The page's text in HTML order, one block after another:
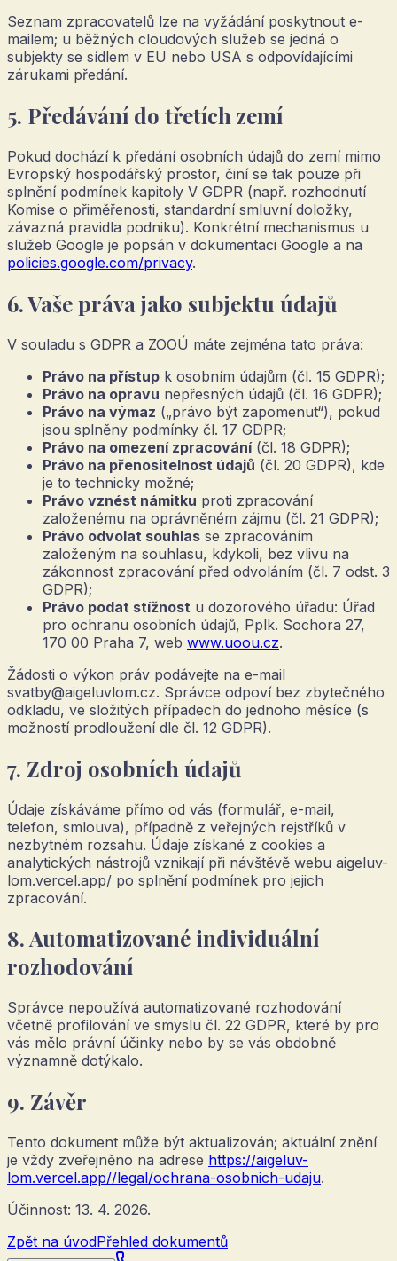
Seznam zpracovatelů lze na vyžádání poskytnout e-
mailem; u běžných cloudových služeb se jedná o
subjekty se sídlem v EU nebo USA s odpovídajícími
zárukami předání.
5. Předávání do třetích zemí
Pokud dochází k předání osobních údajů do zemí mimo
Evropský hospodářský prostor, činí se tak pouze při
splnění podmínek kapitoly V GDPR (např. rozhodnutí
Komise o přiměřenosti, standardní smluvní doložky,
závazná pravidla podniku). Konkrétní mechanismus u
služeb Google je popsán v dokumentaci Google a na
policies.google.com/privacy.
6. Vaše práva jako subjektu údajů
V souladu s GDPR a ZOOÚ máte zejména tato práva:
Právo na přístup k osobním údajům (čl. 15 GDPR);
Právo na opravu nepřesných údajů (čl. 16 GDPR);
Právo na výmaz („právo být zapomenut“), pokud
jsou splněny podmínky čl. 17 GDPR;
Právo na omezení zpracování(čl. 18 GDPR);
Právo na přenositelnost údajů (čl. 20 GDPR), kde
je to technicky možné;
Právo vznést námitku proti zpracování
založenému na oprávněném zájmu (čl. 21 GDPR);
Právo odvolat souhlas se zpracováním
založeným na souhlasu, kdykoli, bez vlivu na
zákonnost zpracování před odvoláním (čl. 7 odst. 3
GDPR);
Právo podat stížnost u dozorového úřadu: Úřad
pro ochranu osobních údajů, Pplk. Sochora 27,
170 00 Praha 7, web www.uoou.cz.
Žádosti o výkon práv podávejte na e-mail
svatby@aigeluvlom.cz. Správce odpoví bez zbytečného
odkladu, ve složitých případech do jednoho měsíce (s
možností prodloužení dle čl. 12 GDPR).
7. Zdroj osobních údajů
Údaje získáváme přímo od vás (formulář, e-mail,
telefon, smlouva), případně z veřejných rejstříků v
nezbytném rozsahu. Údaje získané z cookies a
analytických nástrojů vznikají při návštěvě webu aigeluv-
lom.vercel.app/ po splnění podmínek pro jejich
zpracování.
8. Automatizované individuální
rozhodování
Správce nepoužívá automatizované rozhodování
včetně profilování ve smyslu čl. 22 GDPR, které by pro
vás mělo právní účinky nebo by se vás obdobně
významně dotýkalo.
9. Závěr
Tento dokument může být aktualizován; aktuální znění
je vždy zveřejněno na adrese https://aigeluv-
lom.vercel.app//legal/ochrana-osobnich-udaju.
Účinnost: 13. 4. 2026.
Zpět na úvodPřehled dokumentů